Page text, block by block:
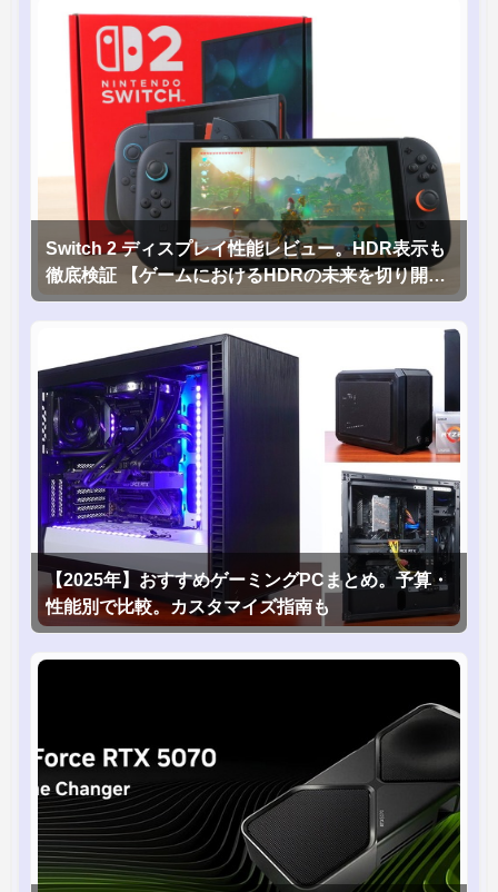
Switch 2 ディスプレイ性能レビュー。HDR表示も
徹底検証 【ゲームにおけるHDRの未来を切り開く
1台！】
【2025年】おすすめゲーミングPCまとめ。予算・
性能別で比較。カスタマイズ指南も